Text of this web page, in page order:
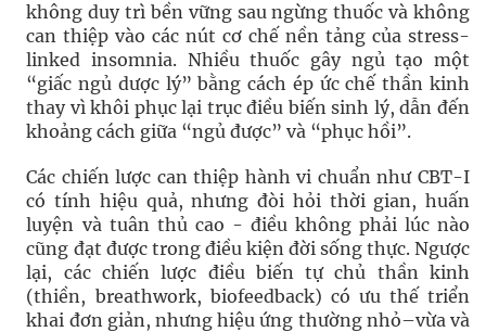
không duy trì bền vững sau ngừng thuốc và không
can thiệp vào các nút cơ chế nền tảng của stress-
linked insomnia. Nhiều thuốc gây ngủ tạo một
“giấc ngủ dược lý” bằng cách ép ức chế thần kinh
thay vì khôi phục lại trục điều biến sinh lý, dẫn đến
khoảng cách giữa “ngủ được” và “phục hồi”.
Các chiến lược can thiệp hành vi chuẩn như CBT-I
có tính hiệu quả, nhưng đòi hỏi thời gian, huấn
luyện và tuân thủ cao - điều không phải lúc nào
cũng đạt được trong điều kiện đời sống thực. Ngược
lại, các chiến lược điều biến tự chủ thần kinh
(thiền, breathwork, biofeedback) có ưu thế triển
khai đơn giản, nhưng hiệu ứng thường nhỏ–vừa và